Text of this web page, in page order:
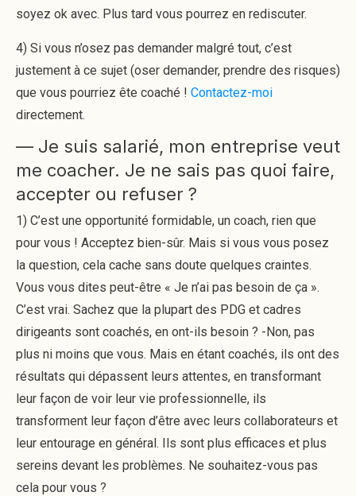
soyez ok avec. Plus tard vous pourrez en rediscuter.
4) Si vous n’osez pas demander malgré tout, c’est
justement à ce sujet (oser demander, prendre des risques)
que vous pourriez ête coaché ! Contactez-moi
directement.
— Je suis salarié, mon entreprise veut
me coacher. Je ne sais pas quoi faire,
accepter ou refuser ?
1) C’est une opportunité formidable, un coach, rien que
pour vous ! Acceptez bien-sûr. Mais si vous vous posez
la question, cela cache sans doute quelques craintes.
Vous vous dites peut-être « Je n’ai pas besoin de ça ».
C’est vrai. Sachez que la plupart des PDG et cadres
dirigeants sont coachés, en ont-ils besoin ? -Non, pas
plus ni moins que vous. Mais en étant coachés, ils ont des
résultats qui dépassent leurs attentes, en transformant
leur façon de voir leur vie professionnelle, ils
transforment leur façon d’être avec leurs collaborateurs et
leur entourage en général. Ils sont plus efficaces et plus
sereins devant les problèmes. Ne souhaitez-vous pas
cela pour vous ?